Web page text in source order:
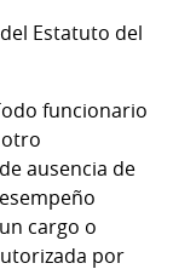
Estatuto del
funcionario
ausencia de
cargo o
por